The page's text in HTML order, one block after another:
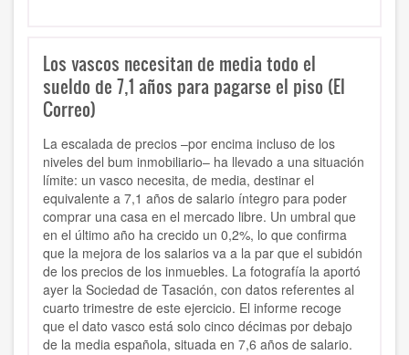
Los vascos necesitan de media todo el
sueldo de 7,1 años para pagarse el piso (El
Correo)
La escalada de precios –por encima incluso de los
niveles del bum inmobiliario– ha llevado a una situación
límite: un vasco necesita, de media, destinar el
equivalente a 7,1 años de salario íntegro para poder
comprar una casa en el mercado libre. Un umbral que
en el último año ha crecido un 0,2%, lo que confirma
que la mejora de los salarios va a la par que el subidón
de los precios de los inmuebles. La fotografía la aportó
ayer la Sociedad de Tasación, con datos referentes al
cuarto trimestre de este ejercicio. El informe recoge
que el dato vasco está solo cinco décimas por debajo
de la media española, situada en 7,6 años de salario.